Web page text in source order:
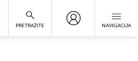
PRETRAŽITE NAVIGACIJA